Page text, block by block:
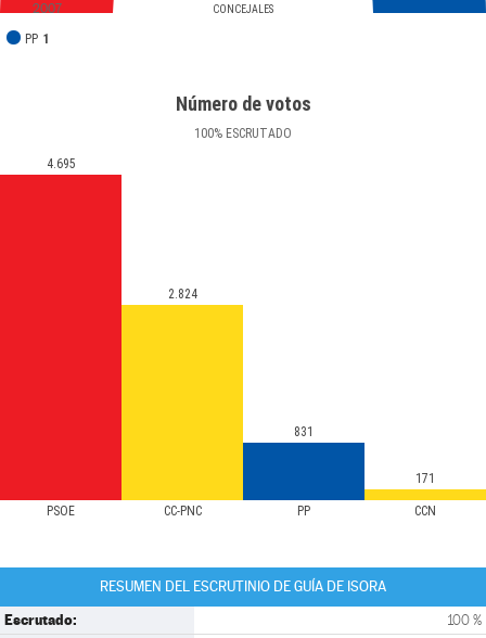
CONCEJALES
PP 1
2007
Número de votos
100% ESCRUTADO
PSOE CC-PNC PP CCN
4.695
2.824
831
171
RESUMEN DEL ESCRUTINIO DE GUÍA DE ISORA
Escrutado: 100 %